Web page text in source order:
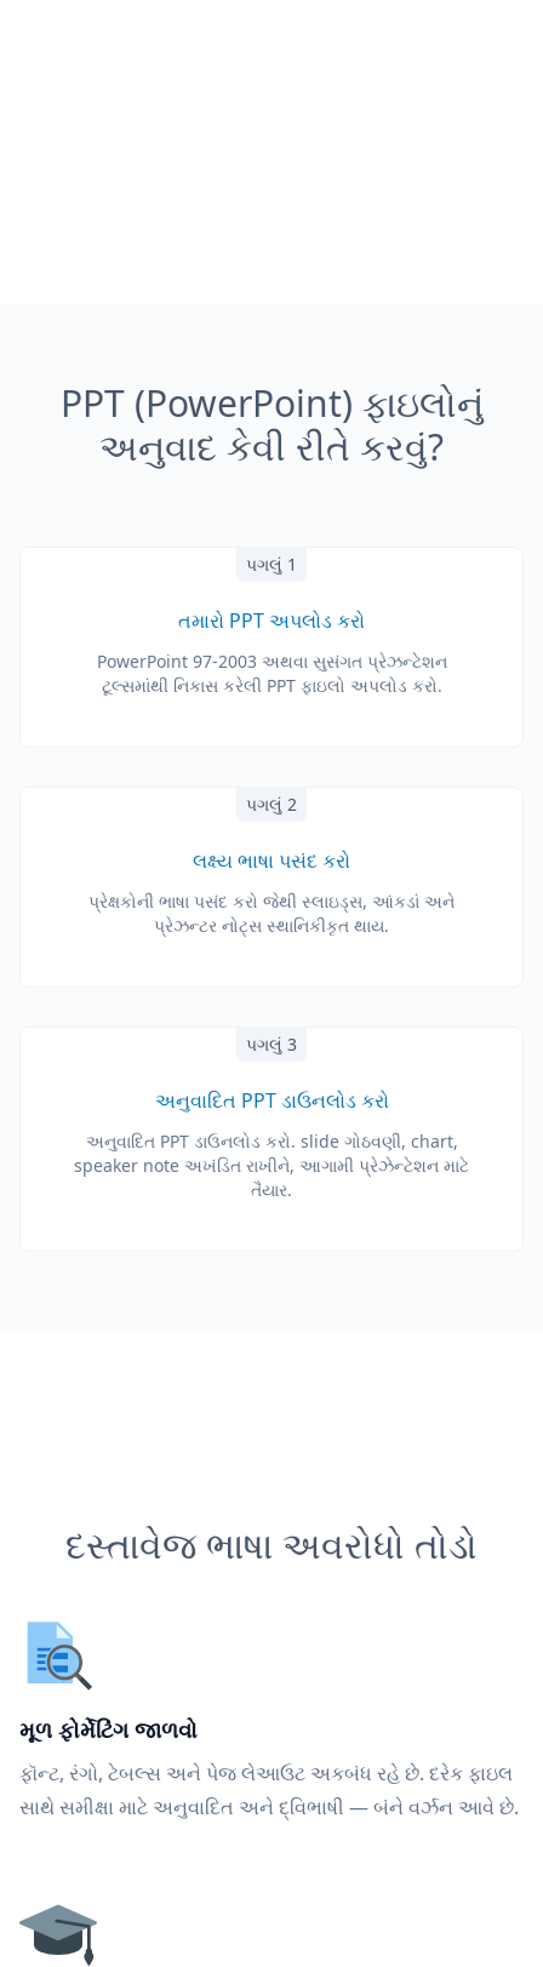
PPT (PowerPoint) ફાઇલોનું
અનુવાદ કેવી રીતે કરવું?
પગલું 1
તમારો PPT અપલોડ કરો
PowerPoint 97-2003 અથવા સુસંગત પ્રેઝન્ટેશન
ટૂલ્સમાંથી નિકાસ કરેલી PPT ફાઇલો અપલોડ કરો.
પગલું 2
લક્ષ્ય ભાષા પસંદ કરો
પ્રેક્ષકોની ભાષા પસંદ કરો જેથી સ્લાઇડ્સ, આંકડાં અને
પ્રેઝન્ટર નોટ્સ સ્થાનિકીકૃત થાય.
પગલું 3
અનુવાદિત PPT ડાઉનલોડ કરો
અનુવાદિત PPT ડાઉનલોડ કરો. slide ગોઠવણી, chart,
speaker note અખંડિત રાખીને, આગામી પ્રેઝેન્ટેશન માટે
તૈયાર.
દસ્તાવેજ ભાષા અવરોધો તોડો
મૂળ ફોર્મેટિંગ જાળવો
ફૉન્ટ, રંગો, ટેબલ્સ અને પેજ લેઆઉટ અકબંધ રહે છે. દરેક ફાઇલ
સાથે સમીક્ષા માટે અનુવાદિત અને દ્વિભાષી — બંને વર્ઝન આવે છે.